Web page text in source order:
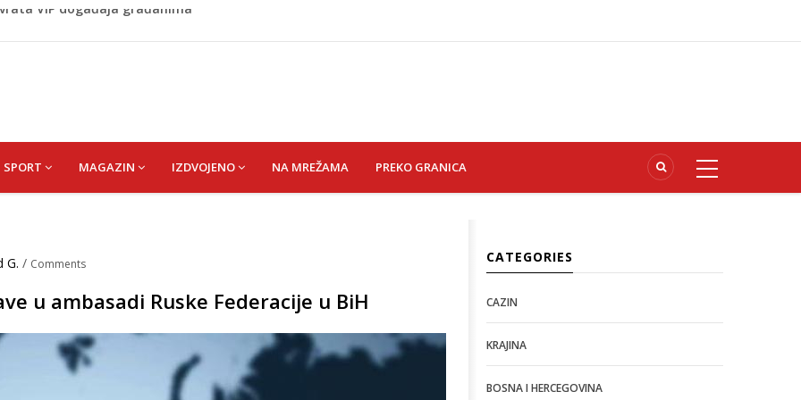
kolu Premijer lige BiH
HUSEIN-BEKTAŠ
VIP događaja građanima
SPORT MAGAZIN IZDVOJENO NA MREŽAMA PREKO GRANICA
G. / Comments
u ambasadi Ruske Federacije u BiH
CATEGORIES
CAZIN
KRAJINA
BOSNA I HERCEGOVINA